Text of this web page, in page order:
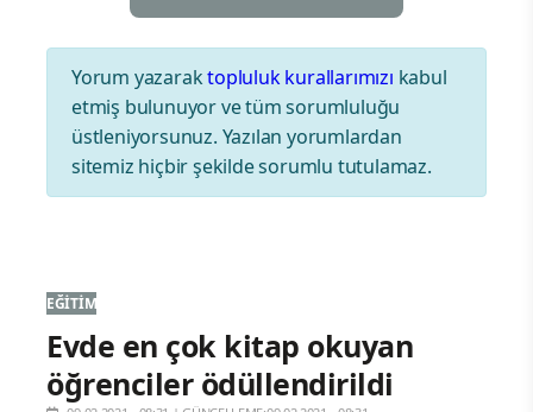
Yorum yazaraktopluluk kurallarımızı kabul
etmiş bulunuyor ve tüm sorumluluğu
üstleniyorsunuz. Yazılan yorumlardan
sitemiz hiçbir şekilde sorumlu tutulamaz.
EĞITIM
Evde en çok kitap okuyan
öğrenciler ödüllendirildi